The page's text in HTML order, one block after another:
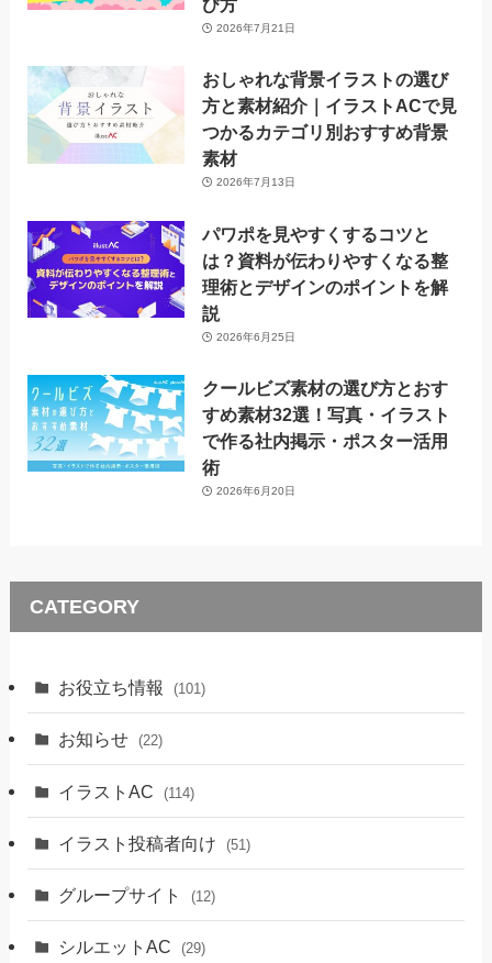
び方
2026年7月21日
おしゃれな背景イラストの選び
方と素材紹介｜イラストACで見
つかるカテゴリ別おすすめ背景
素材
2026年7月13日
パワポを見やすくするコツと
は？資料が伝わりやすくなる整
理術とデザインのポイントを解
説
2026年6月25日
クールビズ素材の選び方とおす
すめ素材32選！写真・イラスト
で作る社内掲示・ポスター活用
術
2026年6月20日
CATEGORY
お役立ち情報 (101)
お知らせ (22)
イラストAC (114)
イラスト投稿者向け (51)
グループサイト (12)
シルエットAC (29)